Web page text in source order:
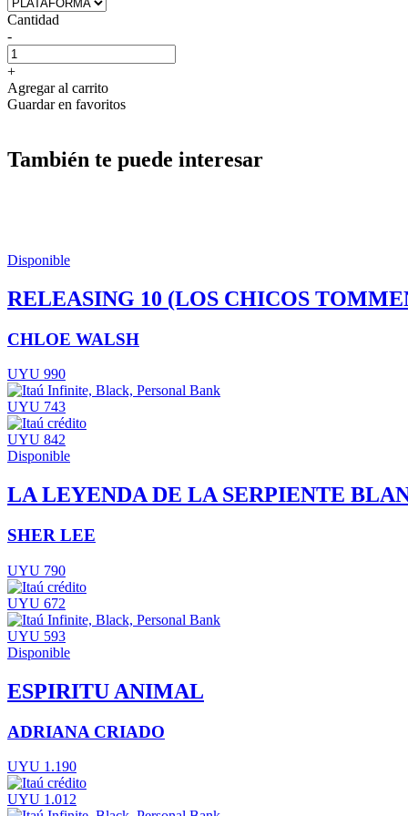
Cantidad
-
+
Agregar al carrito
Guardar en favoritos
También te puede interesar
Disponible
RELEASING 10 (LOS CHICOS
CHLOE WALSH
UYU 990
UYU 743
UYU 842
Disponible
LA LEYENDA DE LA SERPIENTE
SHER LEE
UYU 790
UYU 672
UYU 593
Disponible
ESPIRITU ANIMAL
ADRIANA CRIADO
UYU 1.190
UYU 1.012